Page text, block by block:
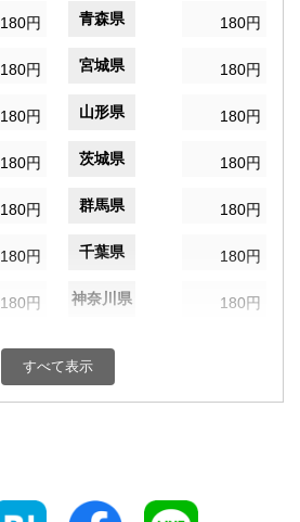
180円 青森県 180円
180円 宮城県 180円
180円 山形県 180円
180円 茨城県 180円
180円 群馬県 180円
180円 千葉県 180円
180円 神奈川県 180円
180円 富山県
すべて表示